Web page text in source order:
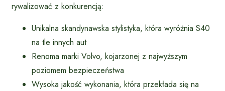
rywalizować z konkurencją:
Unikalna skandynawska stylistyka, która wyróżnia S40
na tle innych aut
Renoma marki Volvo, kojarzonej z najwyższym
poziomem bezpieczeństwa
Wysoka jakość wykonania, która przekłada się na